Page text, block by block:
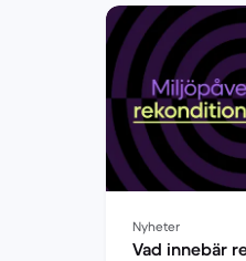
Nyheter
Vad innebär